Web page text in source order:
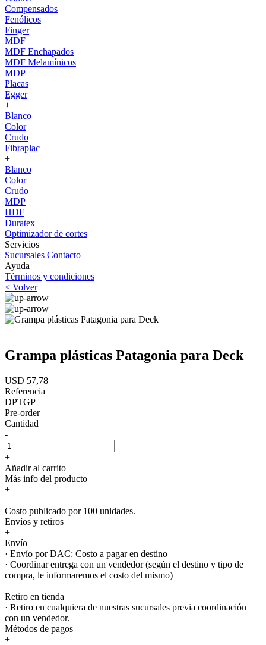
Compensados
Fenólicos
Finger
MDF
MDF Enchapados
MDF Melamínicos
MDP
Placas
Egger
+
Blanco
Color
Crudo
Fibraplac
+
Blanco
Color
Crudo
MDP
HDF
Duratex
Optimizador de cortes
Servicios
Sucursales Contacto
Ayuda
Términos y condiciones
< Volver
Grampa plásticas Patagonia para Deck
USD 57,78
Referencia
DPTGP
Pre-order
Cantidad
-
+
Añadir al carrito
Más info del producto
+
Costo publicado por 100 unidades.
Envíos y retiros
+
Envío
· Envío por DAC: Costo a pagar en destino
· Coordinar entrega con un vendedor (según el destino y tipo de
compra, le informaremos el costo del mismo)
Retiro en tienda
· Retiro en cualquiera de nuestras sucursales previa coordinación
con un vendedor.
Métodos de pagos
+